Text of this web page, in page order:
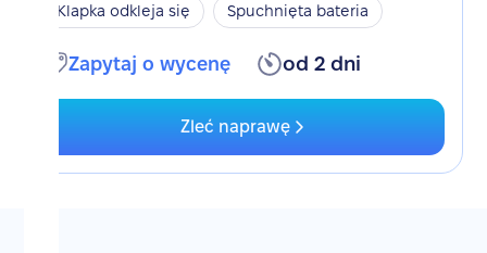
Klapka odkleja się
Spuchnięta bateria
Zapytaj o wycenę od 2 dni
Zleć naprawę